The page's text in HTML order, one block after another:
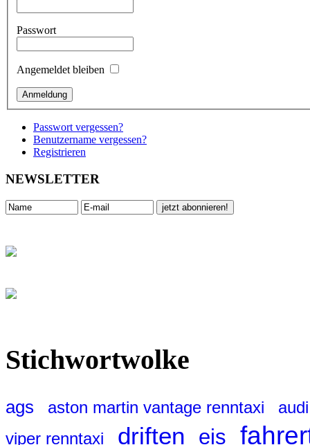
Passwort
Angemeldet bleiben
Passwort vergessen?
Benutzername vergessen?
Registrieren
NEWSLETTER
Stichwortwolke
ags aston martin vantage renntaxi
viper renntaxi
driften eis